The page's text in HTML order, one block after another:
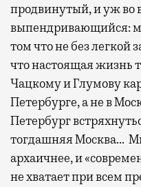
продвинутый, и уж во
выпендривающийся:
том что не без легкой
что настоящая жизнь
Чацкому и Глумову
Петербурге, а не в
Петербург
тогдашняя Москва…
архаичнее, и
не хватает при всем